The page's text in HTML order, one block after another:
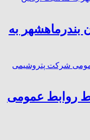
بندرماهشهر به
روابط عمومی